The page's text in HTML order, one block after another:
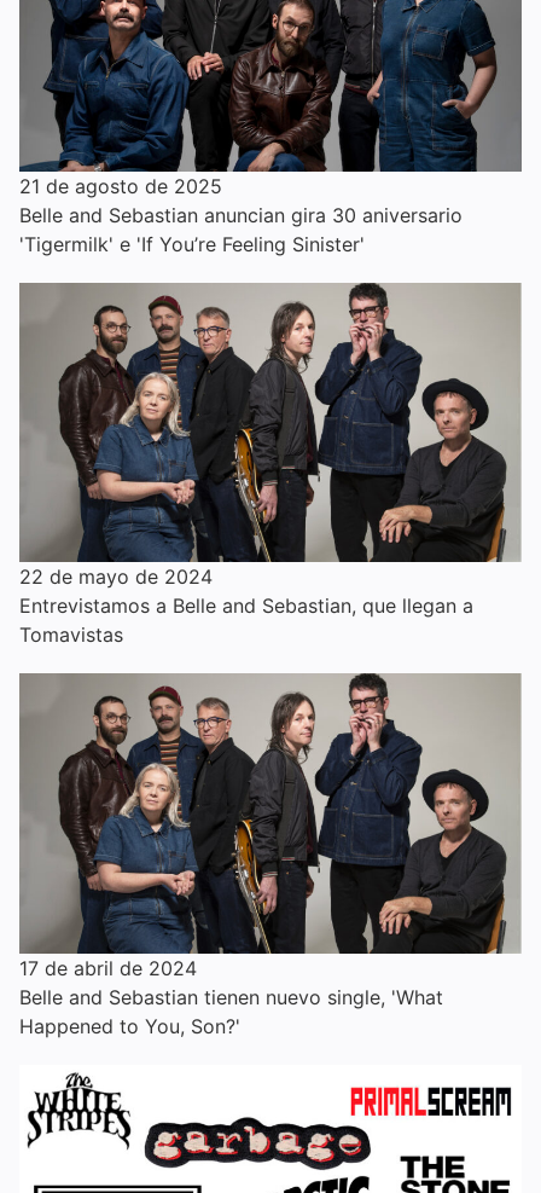
21 de agosto de 2025
Belle and Sebastian anuncian gira 30 aniversario
'Tigermilk' e 'If You’re Feeling Sinister'
22 de mayo de 2024
Entrevistamos a Belle and Sebastian, que llegan a
Tomavistas
17 de abril de 2024
Belle and Sebastian tienen nuevo single, 'What
Happened to You, Son?'